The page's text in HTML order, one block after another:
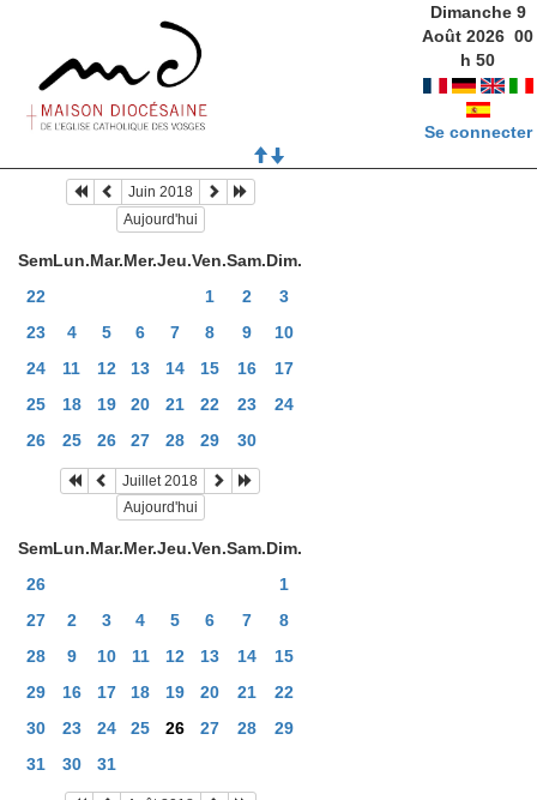
Dimanche 9
Août 2026 00
h50
Se connecter
Juin 2018
Aujourd'hui
SemLun.Mar.Mer.Jeu.Ven.Sam.Dim.
22
1 2
3
23
4 5 6 7 8 9
10
24
11 12 13 14 15 16
17
25
18 19 20 21 22 23
24
26
25 26 27 28 29 30
Juillet 2018
Aujourd'hui
SemLun.Mar.Mer.Jeu.Ven.Sam.Dim.
26
1
27
2 3 4 5 6 7
8
28
9 10 11 12 13 14
15
29
16 17 18 19 20 21
22
30
23 24 25 26 27 28
29
31
30 31